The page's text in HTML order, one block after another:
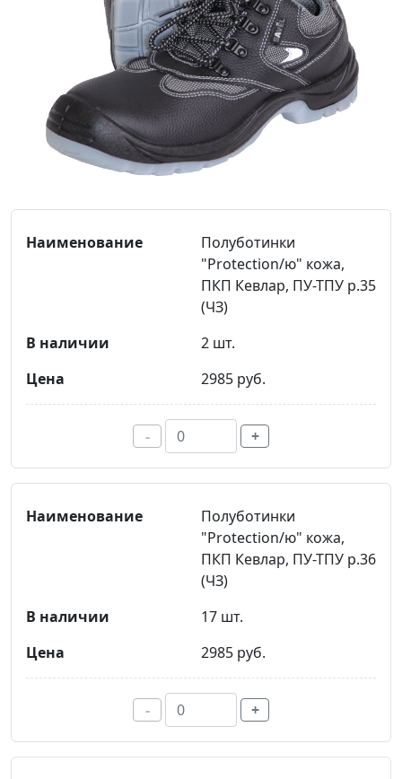
Полуботинки
"Protection/ю" кожа,
ПКП Кевлар, ПУ-ТПУ р.35
(ЧЗ)
2 шт.
2985 руб.
- +
Полуботинки
"Protection/ю" кожа,
ПКП Кевлар, ПУ-ТПУ р.36
(ЧЗ)
17 шт.
2985 руб.
- +